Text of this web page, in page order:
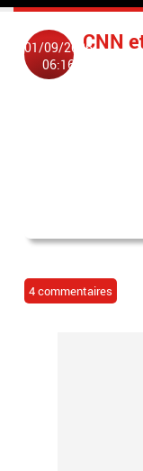
01/09/2006
06:16
CNN
4 commentaires